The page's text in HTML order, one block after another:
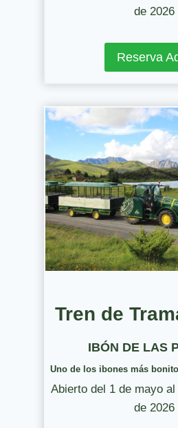
de 2026
Reserva
Tren de
IBÓN DE LAS
Uno de los ibones más
Abierto del 1 de mayo
de 2026